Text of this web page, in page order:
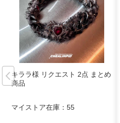
キララ様 リクエスト 2点 まとめ
商品
マイストア在庫： 55